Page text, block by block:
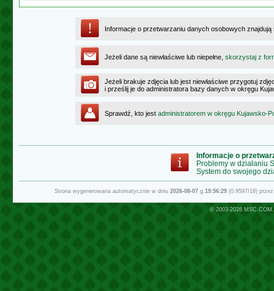
Informacje o przetwarzaniu danych osobowych
Jeżeli dane są niewłaściwe lub niepełne, skorzystaj z
Jeżeli brakuje zdjęcia lub jest niewłaściwe przygotuj
i prześlij je do administratora bazy danych w okręgu
Sprawdź, kto jest administratorem w okręgu Kujawsko-
Informacje o
Problemy w działaniu
System do swojego
Strona wygenerowana automatycznie w dniu 2026-08-07g.19:56:29(0.9597/18)
© 2003-2026